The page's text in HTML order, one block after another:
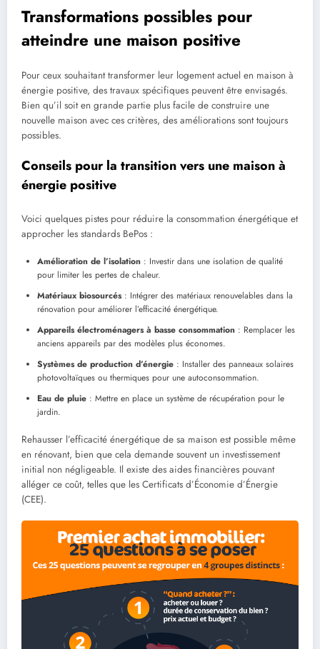
Transformations possibles pour
atteindre une maison positive
Pour ceux souhaitant transformer leur logement actuel en maison à
énergie positive, des travaux spécifiques peuvent être envisagés.
Bien qu’il soit en grande partie plus facile de construire une
nouvelle maison avec ces critères, des améliorations sont toujours
possibles.
Conseils pour la transition vers une maison à
énergie positive
Voici quelques pistes pour réduire la consommation énergétique et
approcher les standards BePos :
Amélioration de l’isolation : Investir dans une isolation de qualité
pour limiter les pertes de chaleur.
Matériaux biosourcés: Intégrer des matériaux renouvelables dans la
rénovation pour améliorer l’efficacité énergétique.
Appareils électroménagers à basse consommation : Remplacer les
anciens appareils par des modèles plus économes.
Systèmes de production d’énergie : Installer des panneaux solaires
photovoltaïques ou thermiques pour une autoconsommation.
Eau de pluie : Mettre en place un système de récupération pour le
jardin.
Rehausser l’efficacité énergétique de sa maison est possible même
en rénovant, bien que cela demande souvent un investissement
initial non négligeable. Il existe des aides financières pouvant
alléger ce coût, telles que les Certificats d’Économie d’Énergie
(CEE).